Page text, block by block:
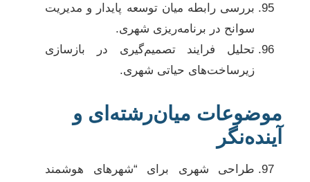
بررسی رابطه میان توسعه پایدار و مدیریت
سوانح در برنامه‌ریزی شهری.
تحلیل فرایند تصمیم‌گیری در بازسازی
زیرساخت‌های حیاتی شهری.
موضوعات میان‌رشته‌ای و
آینده‌نگر
طراحی شهری برای “شهرهای هوشمند